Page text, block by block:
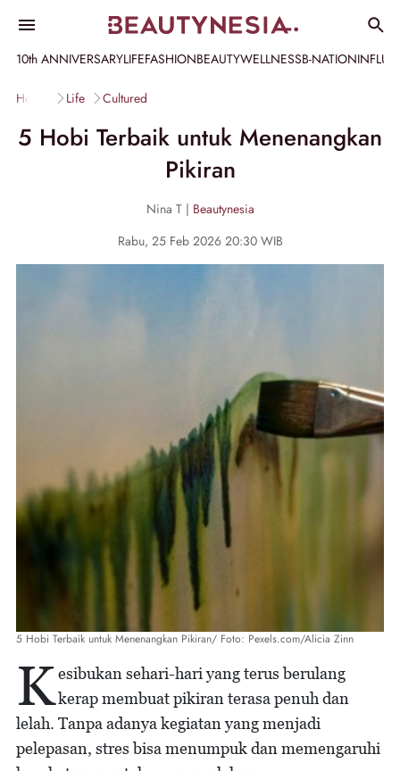
10th ANNIVERSARYLIFEFASHIONBEAUTYWELLNESSB-NATION
Home Life Cultured
5 Hobi Terbaik untuk Menenangkan
Pikiran
Nina T | Beautynesia
Rabu, 25 Feb 2026 20:30 WIB
5 Hobi Terbaik untuk Menenangkan Pikiran/ Foto: Pexels.com/Alicia Zinn
Kesibukan sehari-hari yang terus berulang
kerap membuat pikiran terasa penuh dan
lelah. Tanpa adanya kegiatan yang menjadi
pelepasan, stres bisa menumpuk dan memengaruhi